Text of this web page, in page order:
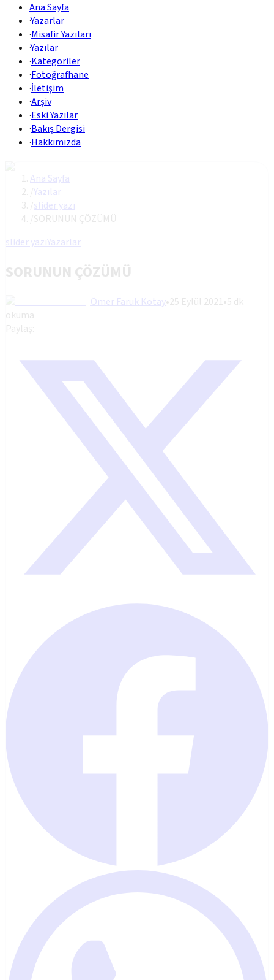
Ana Sayfa
·Yazarlar
·Misafir Yazıları
·Yazılar
·Kategoriler
·Fotoğrafhane
·İletişim
·Arşiv
·Eski Yazılar
·Bakış Dergisi
·Hakkımızda
Ana Sayfa
Yazılar
slider yazı
SORUNUN ÇÖZÜMÜ
slider yazıYazarlar
SORUNUN ÇÖZÜMÜ
Ömer Faruk Kotay•25 Eylül 2021•5 dk
okuma
Paylaş: